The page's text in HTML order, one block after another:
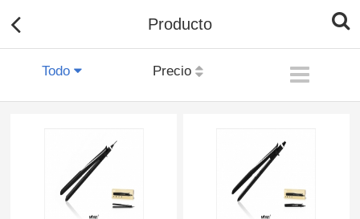
Producto
Todo Precio